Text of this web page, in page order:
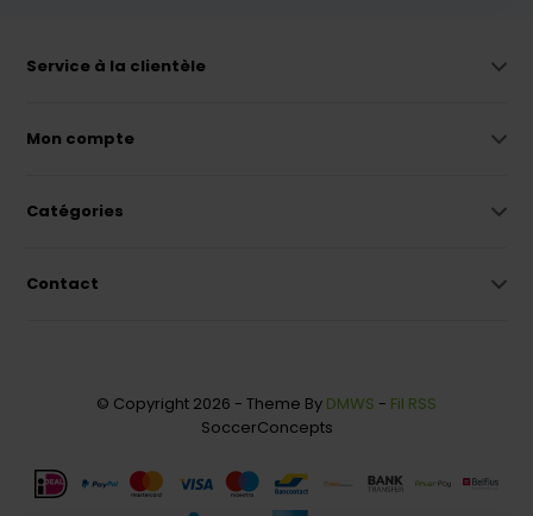
Service à la clientèle
Mon compte
Catégories
Contact
© Copyright 2026 - Theme By DMWS - Fil RSS
SoccerConcepts